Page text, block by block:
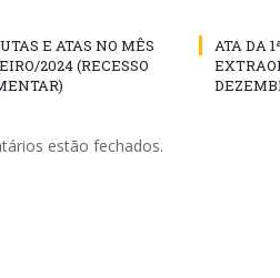
E ATAS NO MÊS
2024 (RECESSO
ATA DA
estão fechados.